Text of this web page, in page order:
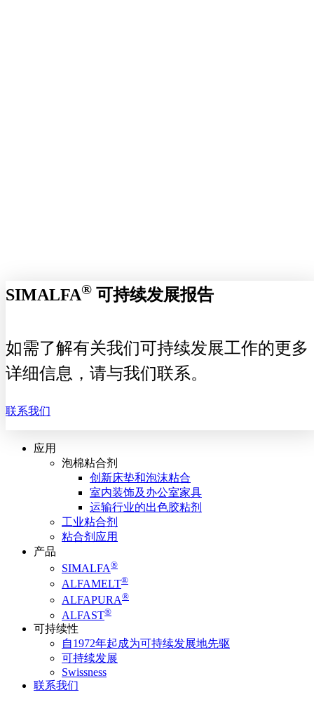
SIMALFA® 可持续发展报告
如需了解有关我们可持续发展工作的更多
详细信息，请与我们联系。
联系我们
应用
泡棉粘合剂
创新床垫和泡沫粘合
室内装饰及办公室家具
运输行业的出色胶粘剂
工业粘合剂
粘合剂应用
产品
SIMALFA®
ALFAMELT®
ALFAPURA®
ALFAST®
可持续性
自1972年起成为可持续发展地先驱
可持续发展
Swissness
联系我们